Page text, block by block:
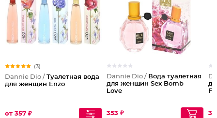
(3)
Dannie Dio / Туалетная вода
для женщин Enzo
от 357 ₽
Dannie Dio / Вода туалетная
для женщин Sex Bomb
Love
353 ₽